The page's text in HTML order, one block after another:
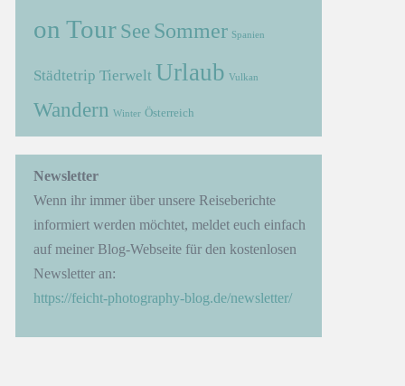
on Tour See Sommer Spanien
Städtetrip Tierwelt Urlaub Vulkan
Wandern Winter Österreich
Newsletter
Wenn ihr immer über unsere Reiseberichte
informiert werden möchtet, meldet euch einfach
auf meiner Blog-Webseite für den kostenlosen
Newsletter an:
https://feicht-photography-blog.de/newsletter/